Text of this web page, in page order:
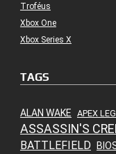
Troféus
Xbox One
Xbox Series X
TAGS
ALAN WAKE APEX
ASSASSIN'S
BATTLEFIELD